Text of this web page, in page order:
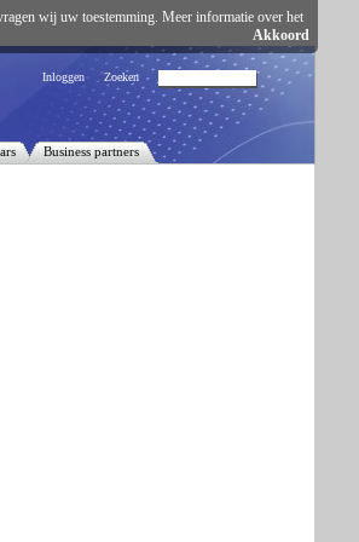
Business partners
Zoeken
Inloggen
wij uw toestemming. Meer informatie over het
Akkoord